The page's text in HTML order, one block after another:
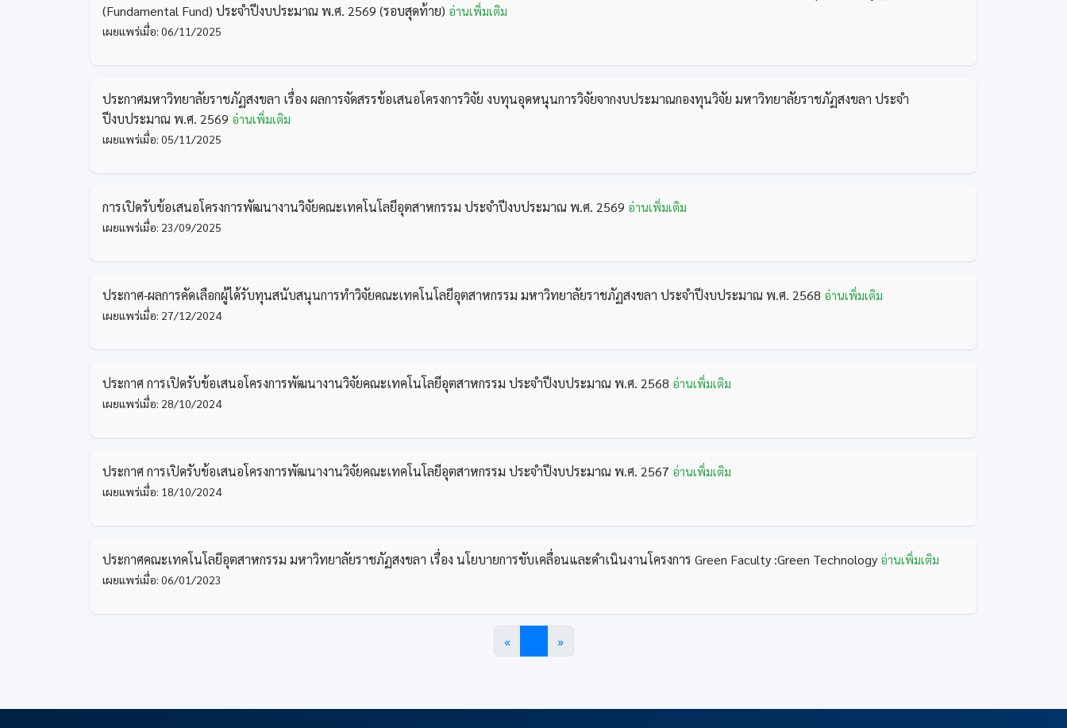
(Fundamental Fund) ประจำปีงบประมาณ พ.ศ. 2569 (รอบสุดท้าย) อ่านเพิ่มเติม
เผยแพร่เมื่อ: 06/11/2025
ประกาศมหาวิทยาลัยราชภัฏสงขลา เรื่อง ผลการจัดสรรข้อเสนอโครงการวิจัย งบทุนอุดหนุนการวิจัยจากงบประมาณกองทุนวิจัย มหาวิทยาลัยราชภัฏสงขลา ประจำ
ปีงบประมาณ พ.ศ. 2569 อ่านเพิ่มเติม
เผยแพร่เมื่อ: 05/11/2025
การเปิดรับข้อเสนอโครงการพัฒนางานวิจัยคณะเทคโนโลยีอุตสาหกรรม ประจำปีงบประมาณ พ.ศ. 2569 อ่านเพิ่มเติม
เผยแพร่เมื่อ: 23/09/2025
ประกาศ-ผลการคัดเลือกผู้ได้รับทุนสนับสนุนการทำวิจัยคณะเทคโนโลยีอุตสาหกรรม มหาวิทยาลัยราชภัฏสงขลา ประจำปีงบประมาณ พ.ศ. 2568 อ่านเพิ่มเติม
เผยแพร่เมื่อ: 27/12/2024
ประกาศ การเปิดรับข้อเสนอโครงการพัฒนางานวิจัยคณะเทคโนโลยีอุตสาหกรรม ประจำปีงบประมาณ พ.ศ. 2568 อ่านเพิ่มเติม
เผยแพร่เมื่อ: 28/10/2024
ประกาศ การเปิดรับข้อเสนอโครงการพัฒนางานวิจัยคณะเทคโนโลยีอุตสาหกรรม ประจำปีงบประมาณ พ.ศ. 2567 อ่านเพิ่มเติม
เผยแพร่เมื่อ: 18/10/2024
ประกาศคณะเทคโนโลยีอุตสาหกรรม มหาวิทยาลัยราชภัฏสงขลา เรื่อง นโยบายการขับเคลื่อนและดำเนินงานโครงการ Green Faculty :Green Technology อ่านเพิ่มเติม
เผยแพร่เมื่อ: 06/01/2023
« »